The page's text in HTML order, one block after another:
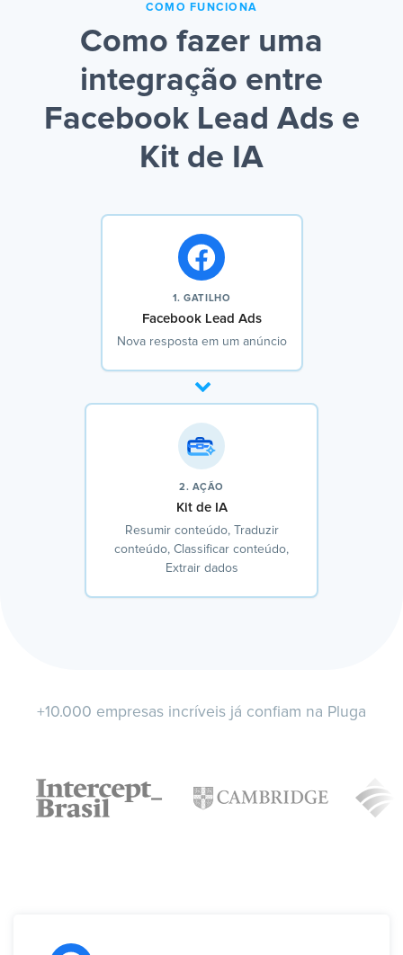
COMO FUNCIONA
Como fazer uma
integração entre
Facebook Lead Ads e
Kit de IA
1. GATILHO
Facebook Lead Ads
Nova resposta em um anúncio
2. AÇÃO
Kit de IA
Resumir conteúdo, Traduzir
conteúdo, Classificar conteúdo,
Extrair dados
+10.000 empresas incríveis já confiam na Pluga